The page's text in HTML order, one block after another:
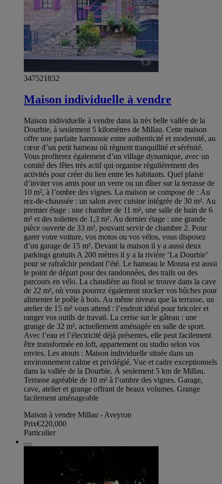
347521832
Maison individuelle à vendre
Maison individuelle à vendre dans la très belle vallée de la
Dourbie, à seulement 5 kilomètres de Millau. Cette maison
offre une parfaite harmonie entre authenticité et modernité, au
cœur d’un petit hameau où règnent tranquillité et sérénité.
Vous profiterez également d’un village dynamique, avec un
comité des fêtes très actif qui organise régulièrement des
activités pour créer du lien entre les habitants. Quel plaisir
d’inviter vos amis pour un verre ou un dîner sur la terrasse de
10 m², à l’ombre des vignes. La maison se compose de : Au
rez-de-chaussée : un salon avec cuisine intégrée de 30 m². Au
premier étage : une chambre de 11 m², une salle de bain de 6
m² et des toilettes de 1,3 m². Au dernier étage : une grande
pièce ouverte de 33 m², pouvant servir de chambre 2. Pour
garer votre voiture, vos motos ou vos vélos, vous disposez
d’un garage de 15 m². Devant la maison il y a aussi deux
parkings gratuits A 200 mètres il y a la rivière ‘La Dourbie’
pour se rafraîchir pendant l’été. Le hameau le Monna est aussi
le point de départ pour des randonnées, des trails ou des
parcours en vélo. La chaudière au fioul se trouve dans la cave
de 22 m², où vous pourrez également stocker vos bûches pour
alimenter le poêle à bois. Au même niveau que la terrasse, un
atelier de 15 m² vous attend : l’endroit idéal pour bricoler et
ranger vos outils de travail. La cerise sur le gâteau : une
grange de 32 m², actuellement aménagée en salle de sport.
Avec l’eau et l’électricité déjà présentes, elle peut facilement
être transformée en loft, appartement ou studio selon vos
envies. Les atouts : Maison individuelle située dans un
environnement calme et privilégié. Vue et cadre exceptionnels
dans la vallée de la Dourbie. À seulement 5 km de Millau.
Terrasse agréable de 10 m² à l’ombre des vignes. Garage,
cave, atelier et grange offrant de beaux volumes. Grange
facilement aménageable
Maison à vendre Millau - Aveyron
Prix€220,000
Particulier